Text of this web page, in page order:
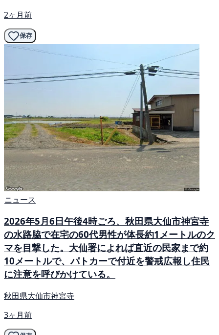
2ヶ月前
保存
ニュース
2026年5月6日午後4時ごろ、秋田県大仙市神宮寺
の水路脇で在宅の60代男性が体長約1メートルのク
マを目撃した。大仙署によれば直近の民家まで約
10メートルで、パトカーで付近を警戒広報し住民
に注意を呼びかけている。
秋田県大仙市神宮寺
3ヶ月前